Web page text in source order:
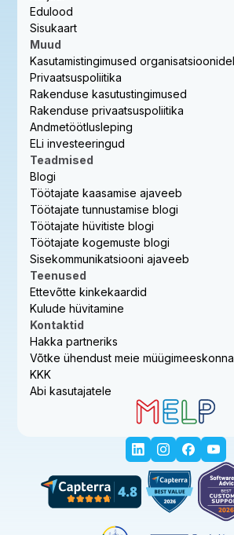
Edulood
Sisukaart
Muud
Kasutamistingimused
Privaatsuspoliitika
Rakenduse kasutustingimused
Rakenduse privaatsuspoliitika
Andmetöötlusleping
ELi investeeringud
Teadmised
Blogi
Töötajate kaasamise ajaveeb
Töötajate tunnustamise blogi
Töötajate hüvitiste blogi
Töötajate kogemuste blogi
Sisekommunikatsiooni ajaveeb
Teenused
Ettevõtte kinkekaardid
Kulude hüvitamine
Kontaktid
Hakka partneriks
Võtke ühendust meie
KKK
Abi kasutajatele